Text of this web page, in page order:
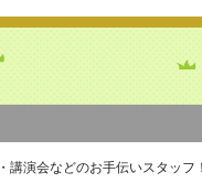
講演会などのお手伝いスタッフ